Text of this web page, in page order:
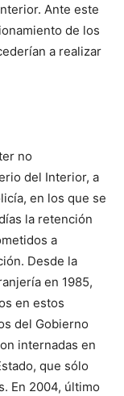
Ante este
de los
a realizar
no
del Interior, a
en los que se
la retención
a
Desde la
en 1985,
en estos
del Gobierno
internadas en
que sólo
En 2004, último